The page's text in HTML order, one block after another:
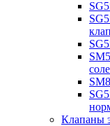
Клапаны